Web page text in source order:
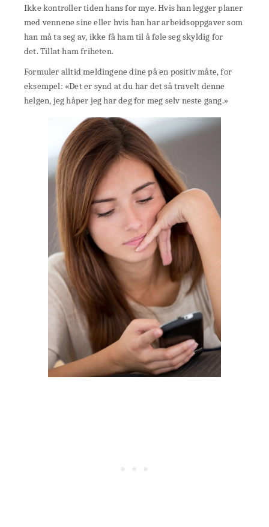
Ikke kontroller tiden hans for mye. Hvis han legger planer
med vennene sine eller hvis han har arbeidsoppgaver som
han må ta seg av, ikke få ham til å føle seg skyldig for
det. Tillat ham friheten.
Formuler alltid meldingene dine på en positiv måte, for
eksempel: «Det er synd at du har det så travelt denne
helgen, jeg håper jeg har deg for meg selv neste gang.»